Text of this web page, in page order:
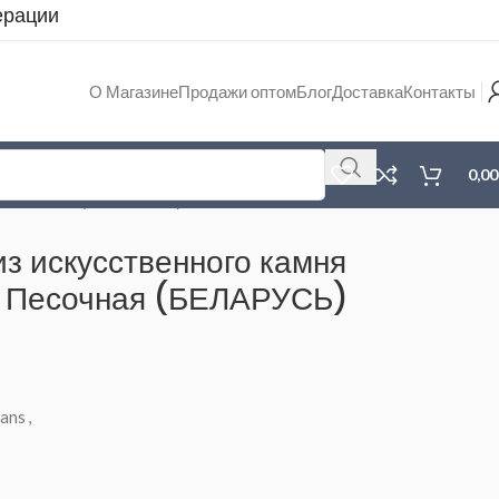
О МагазинеПродажи оптомБлогДоставкаКонтакты
Песочная (БЕЛАРУСЬ) 590*490*200
искусственного камня
Песочная (БЕЛАРУСЬ)
,